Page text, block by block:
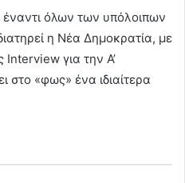
όλων των υπόλοιπων
η Νέα Δημοκρατία, με
Interview για την Α’
στο «φως» ένα ιδιαίτερα